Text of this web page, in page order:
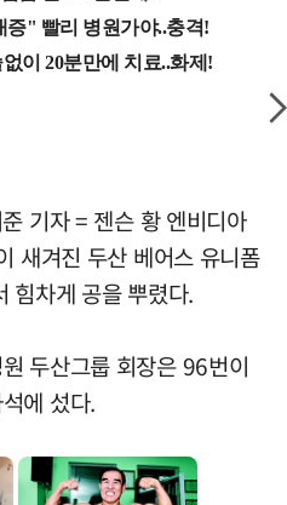
기자 = 젠슨 황 엔비디아
새겨진 두산 베어스 유니폼
힘차게 공을 뿌렸다.
두산그룹 회장은 96번이
에 섰다.